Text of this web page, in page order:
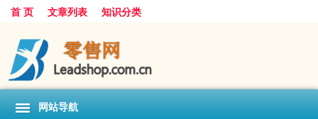
首 页 文章列表 知识分类
网站导航